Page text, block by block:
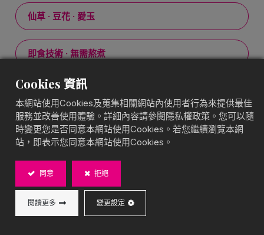
仙草 · 豆花 · 愛玉
即食技術 · 無需熬煮
SGS 嚴格檢驗 · 常溫保存
台灣甜品在全球市場是一個
幾乎沒有供給的品類
Cookies 資訊
本網站使用Cookies及蒐集相關網站內使用者行為來提供最佳
服務並改善使用體驗。詳細內容請參閱隱私權政策。您可以隨
時變更您是否同意本網站使用Cookies。若您繼續瀏覽本網
站，即表示您同意本網站使用Cookies。
同意 拒絕
閱讀更多 變更設定